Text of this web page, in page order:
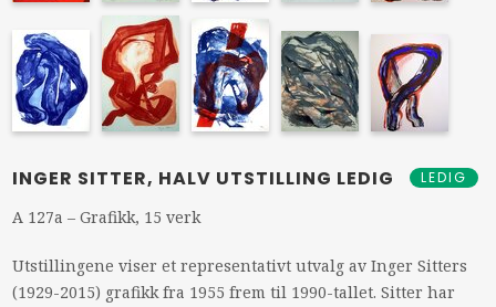
INGER SITTER, HALV UTSTILLING LEDIG LEDIG
A 127a – Grafikk, 15 verk
Utstillingene viser et representativt utvalg av Inger Sitters
(1929-2015) grafikk fra 1955 frem til 1990-tallet. Sitter har